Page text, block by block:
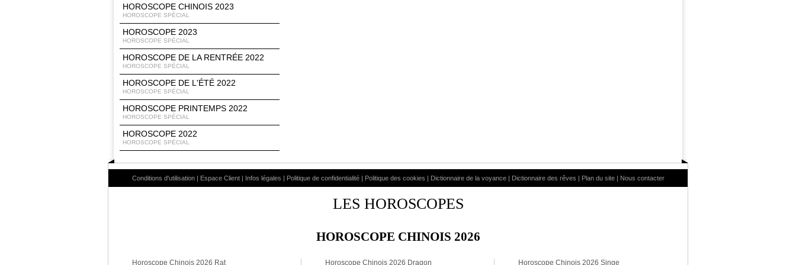
HOROSCOPE CHINOIS 2023
HOROSCOPE SPÉCIAL
HOROSCOPE 2023
HOROSCOPE SPÉCIAL
HOROSCOPE DE LA RENTRÉE 2022
HOROSCOPE SPÉCIAL
HOROSCOPE DE L'ÉTÉ 2022
HOROSCOPE SPÉCIAL
HOROSCOPE PRINTEMPS 2022
HOROSCOPE SPÉCIAL
HOROSCOPE 2022
HOROSCOPE SPÉCIAL
Conditions d'utilisation| Espace Client| Infos légales | Politique de confidentialité| Politique des cookies | Dictionnaire de la voyance| Dictionnaire des rêves | Plan du site| Nous contacter
LES HOROSCOPES
HOROSCOPE CHINOIS 2026
Horoscope Chinois 2026 Rat Horoscope Chinois 2026 Dragon Horoscope Chinois 2026 Singe
les Cookies !
On a attendu d'être sûrs que le contenu de ce site vous intéresse